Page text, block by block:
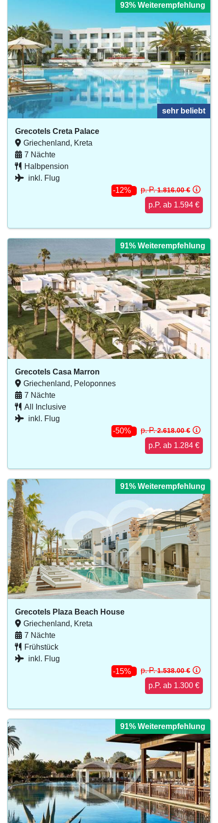
93% Weiterempfehlung
sehr beliebt
Grecotels Creta Palace
Griechenland, Kreta
7 Nächte
Halbpension
inkl. Flug
-12%
p. P.1.816.00 €
p.P. ab 1.594 €
91% Weiterempfehlung
Grecotels Casa Marron
Griechenland, Peloponnes
7 Nächte
All Inclusive
inkl. Flug
-50%
p. P.2.618.00 €
p.P. ab 1.284 €
91% Weiterempfehlung
Grecotels Plaza Beach House
Griechenland, Kreta
7 Nächte
Frühstück
inkl. Flug
-15%
p. P.1.538.00 €
p.P. ab 1.300 €
91% Weiterempfehlung